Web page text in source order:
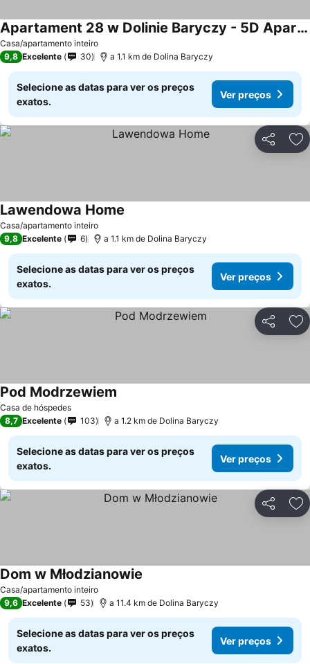
Casa/apartamento inteiro
Apartament 28 w Dolinie Baryczy - 5D Apartamenty
9,8 Excelente 30 a 1.1 km de Dolina Baryczy
Selecione as datas para ver os preços
exatos.
Ver preços
Partilhar
Casa/apartamento inteiro
Lawendowa Home
9,8 Excelente 6 a 1.1 km de Dolina Baryczy
Selecione as datas para ver os preços
exatos.
Ver preços
Partilhar
Casa de hóspedes
Pod Modrzewiem
8,7 Excelente 103 a 1.2 km de Dolina Baryczy
Selecione as datas para ver os preços
exatos.
Ver preços
Partilhar
Casa/apartamento inteiro
Dom w Młodzianowie
9,6 Excelente 53 a 11.4 km de Dolina Baryczy
Selecione as datas para ver os preços
exatos.
Ver preços